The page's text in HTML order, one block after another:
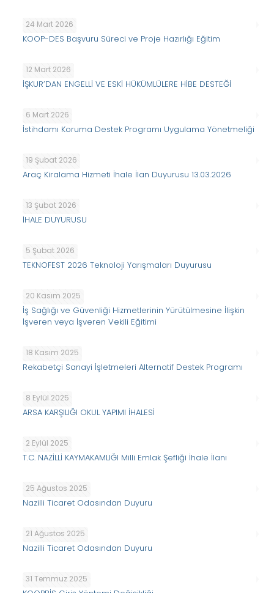
24 Mart 2026
KOOP-DES Başvuru Süreci ve Proje Hazırlığı Eğitim
12 Mart 2026
İŞKUR’DAN ENGELLİ VE ESKİ HÜKÜMLÜLERE HİBE DESTEĞİ
6 Mart 2026
İstihdamı Koruma Destek Programı Uygulama Yönetmeliği
19 Şubat 2026
Araç Kiralama Hizmeti İhale İlan Duyurusu 13.03.2026
13 Şubat 2026
İHALE DUYURUSU
5 Şubat 2026
TEKNOFEST 2026 Teknoloji Yarışmaları Duyurusu
20 Kasım 2025
İş Sağlığı ve Güvenliği Hizmetlerinin Yürütülmesine İlişkin
İşveren veya İşveren Vekili Eğitimi
18 Kasım 2025
Rekabetçi Sanayi İşletmeleri Alternatif Destek Programı
8 Eylül 2025
ARSA KARŞILIĞI OKUL YAPIMI İHALESİ
2 Eylül 2025
T.C. NAZİLLİ KAYMAKAMLIĞI Milli Emlak Şefliği İhale İlanı
25 Ağustos 2025
Nazilli Ticaret Odasından Duyuru
21 Ağustos 2025
Nazilli Ticaret Odasından Duyuru
31 Temmuz 2025